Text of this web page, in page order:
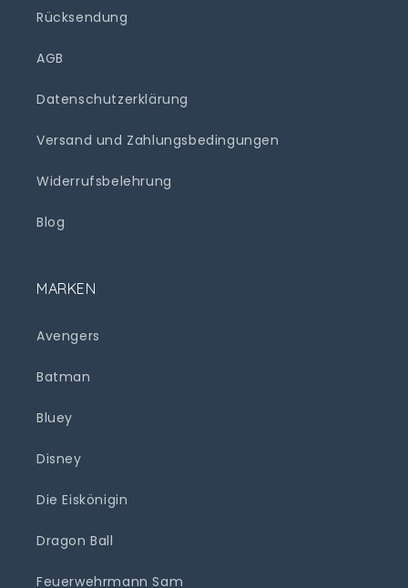
Rücksendung
AGB
Datenschutzerklärung
Versand und Zahlungsbedingungen
Widerrufsbelehrung
Blog
MARKEN
Avengers
Batman
Bluey
Disney
Die Eiskönigin
Dragon Ball
Feuerwehrmann Sam